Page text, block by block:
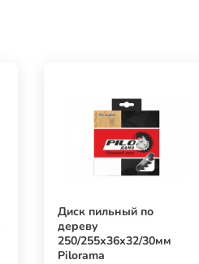
Диск пильный по
дереву
250/255х36х32/30мм
Pilorama